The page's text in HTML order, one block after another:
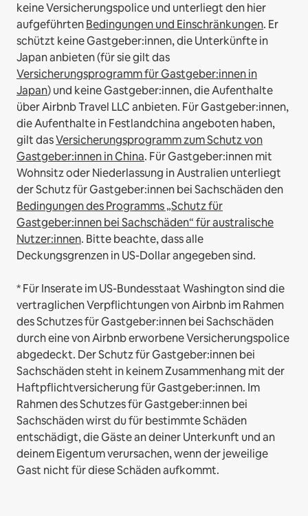
keine Versicherungspolice und unterliegt den hier
aufgeführtenBedingungen und Einschränkungen. Er
schützt keine Gastgeber:innen, die Unterkünfte in
Japan anbieten (für sie gilt das
Versicherungsprogramm für Gastgeber:innen in
Japan) und keine Gastgeber:innen, die Aufenthalte
über Airbnb Travel LLC anbieten. Für Gastgeber:innen,
die Aufenthalte in Festlandchina angeboten haben,
gilt dasVersicherungsprogramm zum Schutz von
Gastgeber:innen in China. Für Gastgeber:innen mit
Wohnsitz oder Niederlassung in Australien unterliegt
der Schutz für Gastgeber:innen bei Sachschäden den
Bedingungen des Programms „Schutz für
Gastgeber:innen bei Sachschäden“ für australische
Nutzer:innen. Bitte beachte, dass alle
Deckungsgrenzen in US-Dollar angegeben sind.
* Für Inserate im US-Bundesstaat Washington sind die
vertraglichen Verpflichtungen von Airbnb im Rahmen
des Schutzes für Gastgeber:innen bei Sachschäden
durch eine von Airbnb erworbene Versicherungspolice
abgedeckt. Der Schutz für Gastgeber:innen bei
Sachschäden steht in keinem Zusammenhang mit der
Haftpflichtversicherung für Gastgeber:innen. Im
Rahmen des Schutzes für Gastgeber:innen bei
Sachschäden wirst du für bestimmte Schäden
entschädigt, die Gäste an deiner Unterkunft und an
deinem Eigentum verursachen, wenn der jeweilige
Gast nicht für diese Schäden aufkommt.